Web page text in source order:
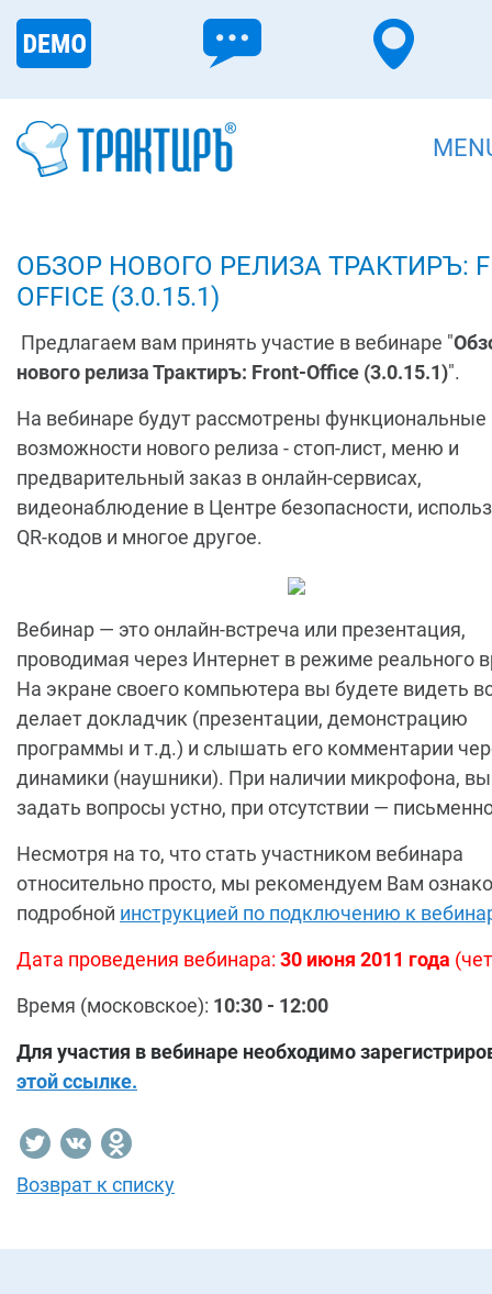
ОБЗОР НОВОГО РЕЛИЗА ТРАКТИРЪ:
OFFICE (3.0.15.1)
Предлагаем вам принять участие в вебинаре "
нового релиза Трактиръ: Front-Office (3.0.15.1)".
На вебинаре будут рассмотрены функциональные
возможности нового релиза - стоп-лист, меню и
предварительный заказ в онлайн-сервисах,
видеонаблюдение в Центре безопасности,
QR-кодов и многое другое.
Вебинар — это онлайн-встреча или презентация,
проводимая через Интернет в режиме реального
На экране своего компьютера вы будете видеть
делает докладчик (презентации, демонстрацию
программы и т.д.) и слышать его комментарии
динамики (наушники). При наличии микрофона,
задать вопросы устно, при отсутствии —
Несмотря на то, что стать участником вебинара
относительно просто, мы рекомендуем Вам
подробной инструкцией по подключению к
Дата проведения вебинара: 30 июня 2011 года
Время (московское): 10:30 - 12:00
Для участия в вебинаре необходимо
этой ссылке.
Возврат к списку